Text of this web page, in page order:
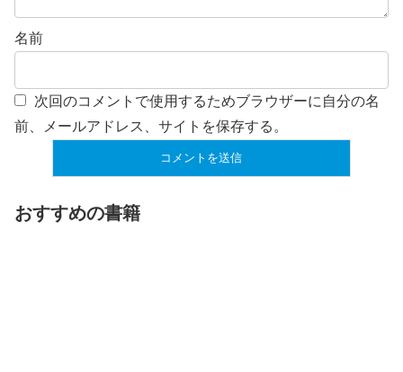
名前
次回のコメントで使用するためブラウザーに自分の名
前、メールアドレス、サイトを保存する。
おすすめの書籍